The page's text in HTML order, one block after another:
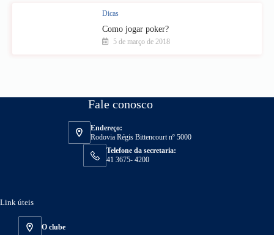
Dicas
Como jogar poker?
5 de março de 2018
Fale conosco
Endereço:
Rodovia Régis Bittencourt nº 5000
Telefone da secretaria:
41 3675- 4200
Link úteis
O clube